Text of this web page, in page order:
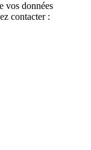
vos données
contacter :